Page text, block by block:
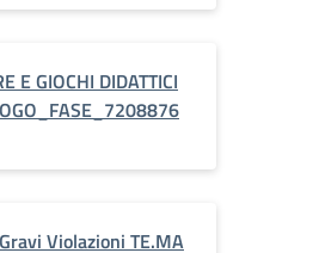
E GIOCHI DIDATTICI
Violazioni TE.MA